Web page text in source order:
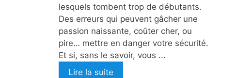
lesquels tombent trop de débutants.
Des erreurs qui peuvent gâcher une
passion naissante, coûter cher, ou
pire… mettre en danger votre sécurité.
Et si, sans le savoir, vous ...
Lire la suite